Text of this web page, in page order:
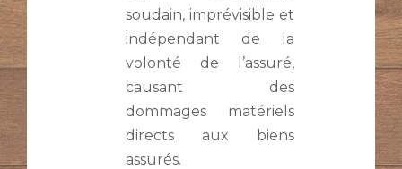
soudain, imprévisible et
indépendant de la
volonté de l’assuré,
causant des
dommages matériels
directs aux biens
assurés.